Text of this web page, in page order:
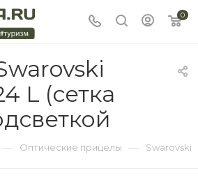
0
L (сетка
— Оптические прицелы — Swarovski